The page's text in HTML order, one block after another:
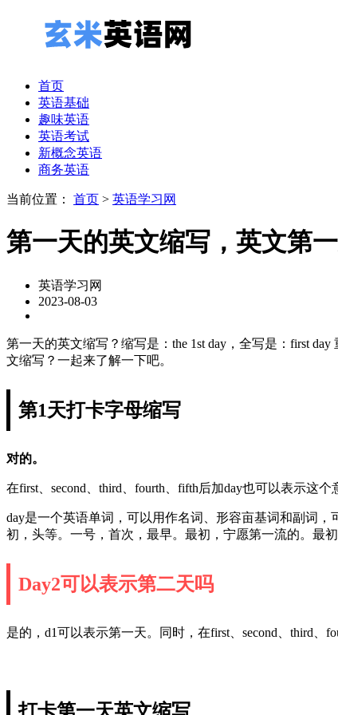
首页
英语基础
趣味英语
英语考试
新概念英语
商务英语
当前位置： 首页 > 英语学习网
第一天的英文缩写，英文第
英语学习网
2023-08-03
第一天的英文缩写？缩写是：the 1st day，全写是：first
文缩写？一起来了解一下吧。
第1天打卡字母缩写
对的。
在first、second、third、fourth、fifth后加day也可以表示这
day是一个英语单词，可以用作名词、形容亩基词和副词，
初，头等。一号，首次，最早。最初，宁愿第一流的。最
Day2可以表示第二天吗
是的，d1可以表示第一天。同时，在first、second、third